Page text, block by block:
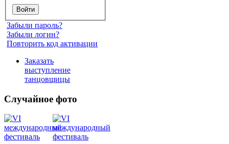
Забыли пароль?
Забыли логин?
Повторить код активации
Заказать
выступление
танцовщицы
Случайное фото
Танец